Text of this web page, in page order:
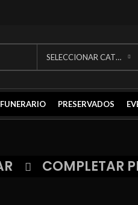
SELECCIONAR CATEGORÍA
FUNERARIO PRESERVADOS
COMPLETAR